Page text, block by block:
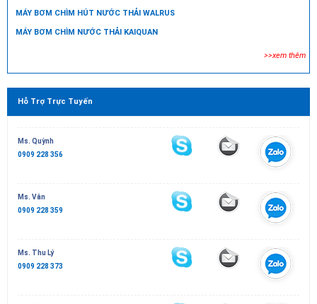
MÁY BƠM CHÌM HÚT NƯỚC THẢI WALRUS
MÁY BƠM CHÌM NƯỚC THẢI KAIQUAN
>>xem thêm
Hỗ Trợ Trực Tuyến
Ms. Quỳnh
0909 228 356
Ms. Vân
0909 228 359
Ms. Thu Lý
0909 228 373